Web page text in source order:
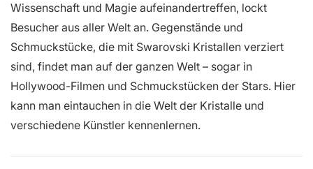
Wissenschaft und Magie aufeinandertreffen, lockt
Besucher aus aller Welt an. Gegenstände und
Schmuckstücke, die mit Swarovski Kristallen verziert
sind, findet man auf der ganzen Welt – sogar in
Hollywood-Filmen und Schmuckstücken der Stars. Hier
kann man eintauchen in die Welt der Kristalle und
verschiedene Künstler kennenlernen.